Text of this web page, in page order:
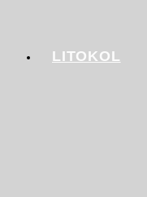
LITOKOL